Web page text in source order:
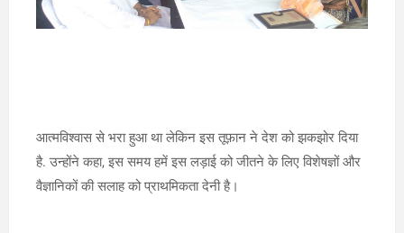
आत्मविश्वास से भरा हुआ था लेकिन इस तूफ़ान ने देश को झकझोर दिया
है. उन्होंने कहा, इस समय हमें इस लड़ाई को जीतने के लिए विशेषज्ञों और
वैज्ञानिकों की सलाह को प्राथमिकता देनी है।